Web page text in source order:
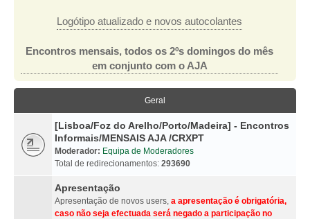
Logótipo atualizado e novos autocolantes
Encontros mensais, todos os 2ºs domingos do mês
em conjunto com o AJA
Geral
[Lisboa/Foz do Arelho/Porto/Madeira] - Encontros
Informais/MENSAIS AJA /CRXPT
Moderador: Equipa de Moderadores
Total de redirecionamentos: 293690
Apresentação
Apresentação de novos users, a apresentação é obrigatória,
caso não seja efectuada será negado a participação no